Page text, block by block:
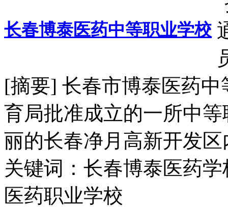
长春博泰医药中等职业学校
[摘要] 长春市博泰医药
育局批准成立的一所中
丽的长春净月高新开发
关键词：长春博泰医药
医药职业学校